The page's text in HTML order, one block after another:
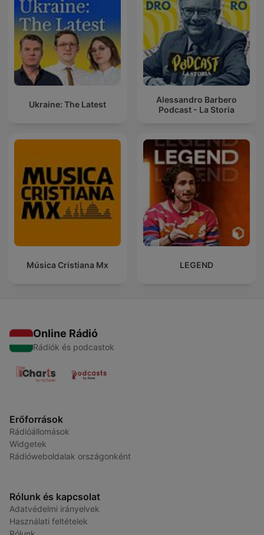
Ukraine: The Latest
Alessandro Barbero
Podcast - La Storia
Música Cristiana Mx LEGEND
Online Rádió
Rádiók és podcastok
Erőforrások
Rádióállomások
Widgetek
Rádióweboldalak országonként
Rólunk és kapcsolat
Adatvédelmi irányelvek
Használati feltételek